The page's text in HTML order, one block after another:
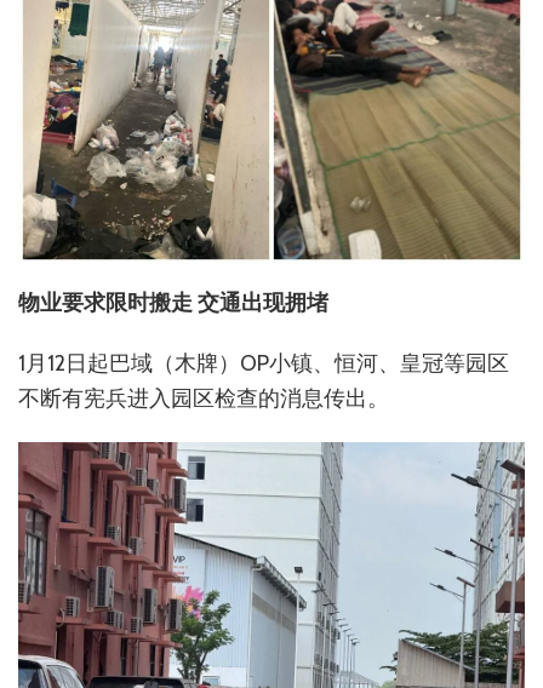
物业要求限时搬走 交通出现拥堵
1月12日起巴域（木牌）OP小镇、恒河、皇冠等园区
不断有宪兵进入园区检查的消息传出。